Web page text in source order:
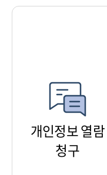
개인정보 열람
청구